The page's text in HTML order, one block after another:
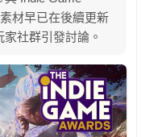
材早已在後續更新
社群引發討論。